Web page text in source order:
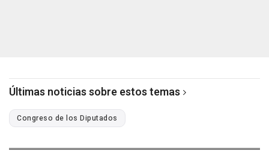
Últimas noticias sobre estos temas
Congreso de los Diputados